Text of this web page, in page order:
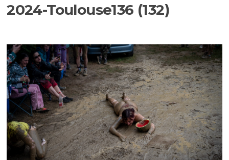
2024-Toulouse136 (132)